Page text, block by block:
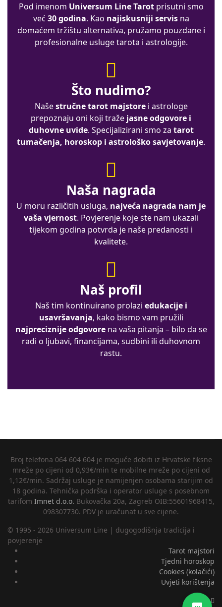
Pod imenom Universum Line Tarotprisutni smo
već 30 godina. Kao najiskusniji servisna
domaćem tržištu alternativa, pružamo pouzdane i
profesionalne usluge tarota i astrologije.
Što nudimo?
Našestručne tarot majstorei astrologe
prepoznaju oni koji traže jasne odgovore i
duhovne uvide. Specijalizirani smo za tarot
tumačenja, horoskop i astrološko savjetovanje.
Naša nagrada
U moru različitih usluga, najveća nagrada nam je
vaša vjernost. Povjerenje koje ste nam ukazali
tijekom godina potvrda je naše predanosti i
kvalitete.
Naš profil
Naš tim kontinuirano prolazi edukacije i
usavršavanja, kako bismo vam pružili
najpreciznije odgovorena vaša pitanja – bilo da se
radi o ljubavi, financijama, sudbini ili duhovnom
rastu.
Broj telefona 064 604 604 je moguće dobiti iz Hrvatske fiksne
mreže po cijeni od 0,93€/min te mobilne mreže po cijeni od
1,12€/min. Sadržaj usluge je namijenjen osobama starijim od
18 godina. Tehnička podrška i operator usluge s posebnom
tarifom Imnet d.o.o. Bukovačka 20a, Zagreb OIB:55601968415,
098307730. PDV je uračunat u sve cijene.
© 1995 - 2026 Universum Line | dugogodišnja tradicija i
povjerenje
Tarot majstori
Tjedni horoskop
Cookies (kolačići)
Uvjeti korištenja